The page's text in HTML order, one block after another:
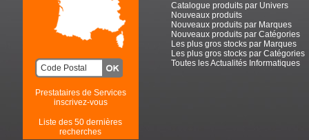
Prestataires de Services
inscrivez-vous
Liste des 50 dernières
recherches
Catalogue produits par Univers
Nouveaux produits
Nouveaux produits par Marques
Nouveaux produits par Catégories
Les plus gros stocks par Marques
Les plus gros stocks par Catégories
Toutes les Actualités Informatiques